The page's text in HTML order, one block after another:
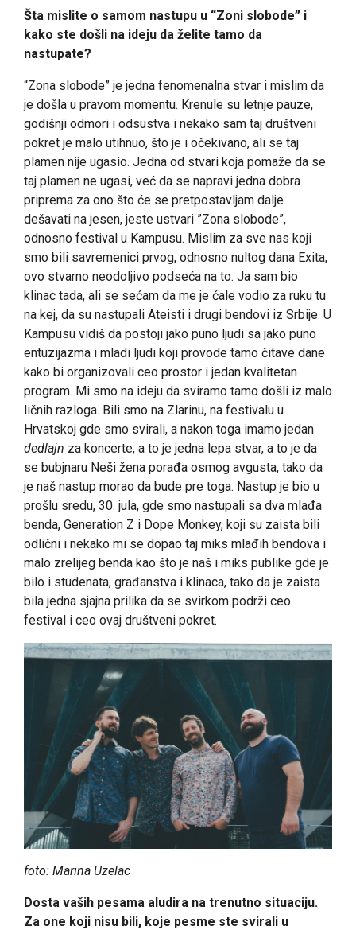
Šta mislite o samom nastupu u “Zoni slobode” i
kako ste došli na ideju da želite tamo da
nastupate?
“Zona slobode” je jedna fenomenalna stvar i mislim da
je došla u pravom momentu. Krenule su letnje pauze,
godišnji odmori i odsustva i nekako sam taj društveni
pokret je malo utihnuo, što je i očekivano, ali se taj
plamen nije ugasio. Jedna od stvari koja pomaže da se
taj plamen ne ugasi, već da se napravi jedna dobra
priprema za ono što će se pretpostavljam dalje
dešavati na jesen, jeste ustvari ”Zona slobode”,
odnosno festival u Kampusu. Mislim za sve nas koji
smo bili savremenici prvog, odnosno nultog dana Exita,
ovo stvarno neodoljivo podseća na to. Ja sam bio
klinac tada, ali se sećam da me je ćale vodio za ruku tu
na kej, da su nastupali Ateisti i drugi bendovi iz Srbije. U
Kampusu vidiš da postoji jako puno ljudi sa jako puno
entuzijazma i mladi ljudi koji provode tamo čitave dane
kako bi organizovali ceo prostor i jedan kvalitetan
program. Mi smo na ideju da sviramo tamo došli iz malo
ličnih razloga. Bili smo na Zlarinu, na festivalu u
Hrvatskoj gde smo svirali, a nakon toga imamo jedan
dedlajn za koncerte, a to je jedna lepa stvar, a to je da
se bubjnaru Neši žena porađa osmog avgusta, tako da
je naš nastup morao da bude pre toga. Nastup je bio u
prošlu sredu, 30. jula, gde smo nastupali sa dva mlađa
benda, Generation Z i Dope Monkey, koji su zaista bili
odlični i nekako mi se dopao taj miks mlađih bendova i
malo zrelijeg benda kao što je naš i miks publike gde je
bilo i studenata, građanstva i klinaca, tako da je zaista
bila jedna sjajna prilika da se svirkom podrži ceo
festival i ceo ovaj društveni pokret.
foto: Marina Uzelac
Dosta vaših pesama aludira na trenutno situaciju.
Za one koji nisu bili, koje pesme ste svirali u